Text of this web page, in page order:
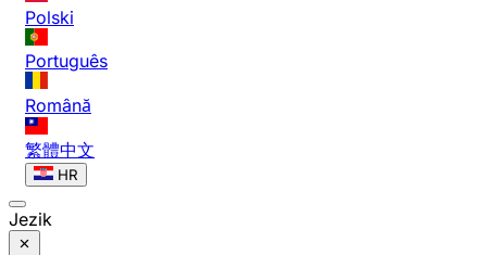
Polski
Português
Română
繁體中文
HR
Jezik